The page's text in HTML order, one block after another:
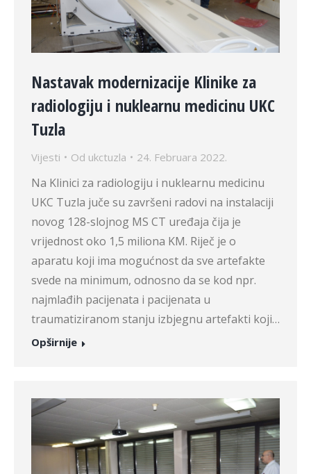
Nastavak modernizacije Klinike za
radiologiju i nuklearnu medicinu UKC
Tuzla
Vijesti Od ukctuzla 24. Februara 2022.
Na Klinici za radiologiju i nuklearnu medicinu
UKC Tuzla juče su završeni radovi na instalaciji
novog 128-slojnog MS CT uređaja čija je
vrijednost oko 1,5 miliona KM. Riječ je o
aparatu koji ima mogućnost da sve artefakte
svede na minimum, odnosno da se kod npr.
najmlađih pacijenata i pacijenata u
traumatiziranom stanju izbjegnu artefakti koji…
Opširnije